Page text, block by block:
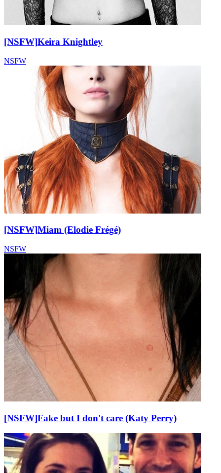
[NSFW]Keira Knightley
NSFW
[NSFW]Miam (Elodie Frégé)
NSFW
[NSFW]Fake but I don't care (Katy Perry)